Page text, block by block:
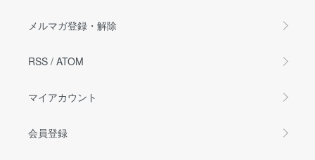
メルマガ登録・解除
RSS / ATOM
マイアカウント
会員登録